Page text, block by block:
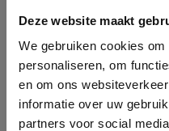
Deze website maakt
We gebruiken cookies
personaliseren, om
en om ons
informatie over uw
partners voor social
This Cookie
longer working.
Deze website
gebruik te maken
overeenstemming